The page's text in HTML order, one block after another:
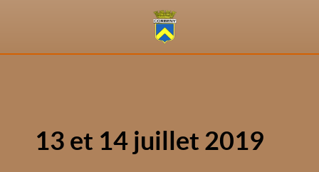
13 et 14 juillet 2019